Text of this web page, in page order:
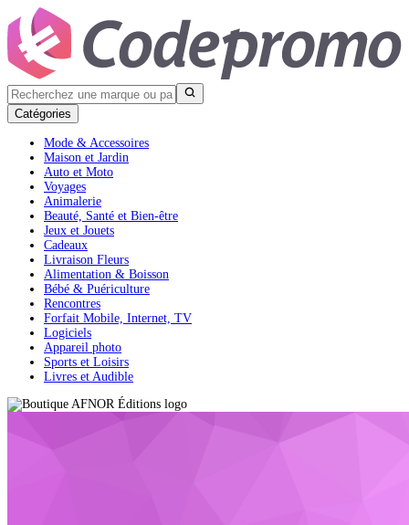
Catégories
Mode & Accessoires
Maison et Jardin
Auto et Moto
Voyages
Animalerie
Beauté, Santé et Bien-être
Jeux et Jouets
Cadeaux
Livraison Fleurs
Alimentation & Boisson
Bébé & Puériculture
Rencontres
Forfait Mobile, Internet, TV
Logiciels
Appareil photo
Sports et Loisirs
Livres et Audible